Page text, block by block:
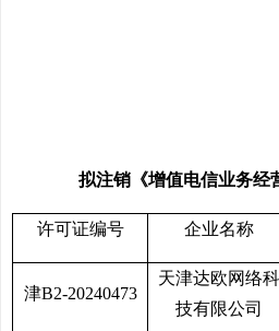
拟注销《增值电信业务经
许可证编号 企业名称
津B2-20240473
天津达欧网络科
技有限公司